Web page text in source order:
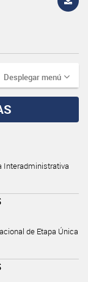
Desplegar menú
Interadministrativa
de Etapa Única